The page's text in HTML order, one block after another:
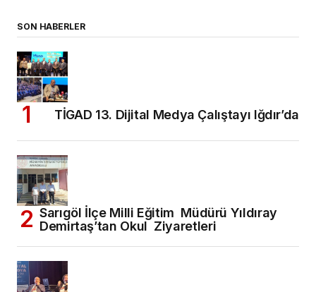
SON HABERLER
TİGAD 13. Dijital Medya Çalıştayı Iğdır’da
Sarıgöl İlçe Milli Eğitim Müdürü Yıldıray
Demirtaş’tan Okul Ziyaretleri